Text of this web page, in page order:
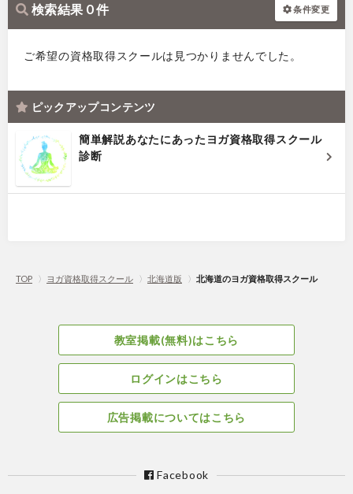
検索結果 0 件 条件変更
ご希望の資格取得スクールは見つかりませんでした。
ピックアップコンテンツ
簡単解説あなたにあったヨガ資格取得スクール
診断
TOP 〉 ヨガ資格取得スクール 〉 北海道版 〉 北海道のヨガ資格取得スクール
教室掲載(無料)はこちら
ログインはこちら
広告掲載についてはこちら
Facebook